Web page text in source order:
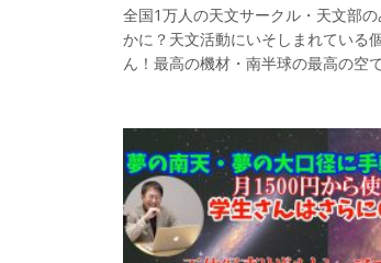
全国1万人の天文サークル・天文部
かに？天文活動にいそしまれている
ん！最高の機材・南半球の最高の空